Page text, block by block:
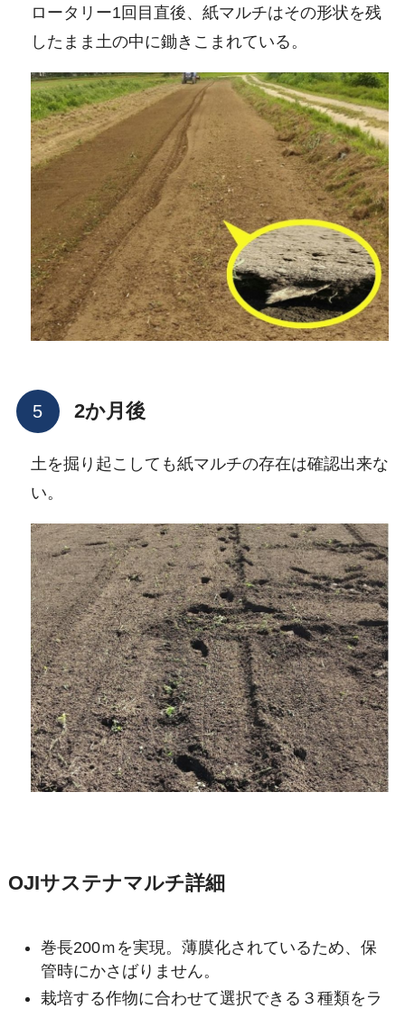
ロータリー1回目直後、紙マルチはその形状を残
したまま土の中に鋤きこまれている。
2か月後
土を掘り起こしても紙マルチの存在は確認出来な
い。
OJIサステナマルチ詳細
巻長200ｍを実現。薄膜化されているため、保
管時にかさばりません。
栽培する作物に合わせて選択できる３種類をラ